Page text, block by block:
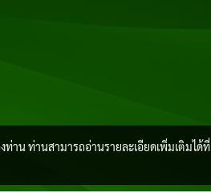
าน ท่านสามารถอ่านรายละเอียดเพิ่มเติมได้ที่